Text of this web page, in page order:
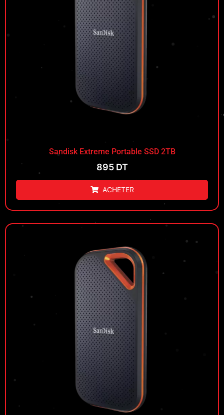
Sandisk Extreme Portable SSD 2TB
895DT
ACHETER